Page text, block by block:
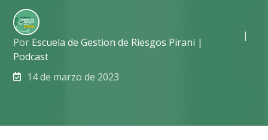
Por Escuela de Gestion de Riesgos Pirani |
Podcast
14 de marzo de 2023